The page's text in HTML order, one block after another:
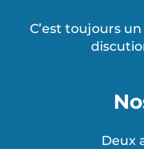
C’est toujours
Deux